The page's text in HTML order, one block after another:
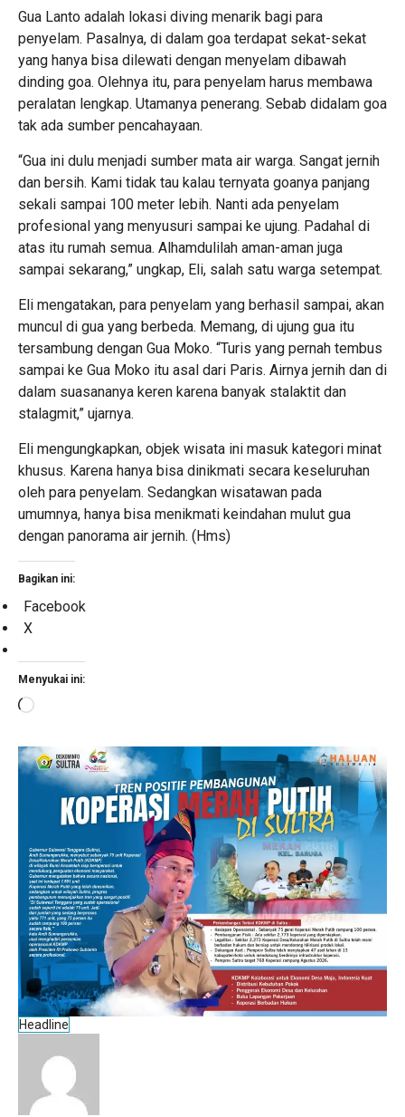
Gua Lanto adalah lokasi diving menarik bagi para
penyelam. Pasalnya, di dalam goa terdapat sekat-sekat
yang hanya bisa dilewati dengan menyelam dibawah
dinding goa. Olehnya itu, para penyelam harus membawa
peralatan lengkap. Utamanya penerang. Sebab didalam goa
tak ada sumber pencahayaan.
“Gua ini dulu menjadi sumber mata air warga. Sangat jernih
dan bersih. Kami tidak tau kalau ternyata goanya panjang
sekali sampai 100 meter lebih. Nanti ada penyelam
profesional yang menyusuri sampai ke ujung. Padahal di
atas itu rumah semua. Alhamdulilah aman-aman juga
sampai sekarang,” ungkap, Eli, salah satu warga setempat.
Eli mengatakan, para penyelam yang berhasil sampai, akan
muncul di gua yang berbeda. Memang, di ujung gua itu
tersambung dengan Gua Moko. “Turis yang pernah tembus
sampai ke Gua Moko itu asal dari Paris. Airnya jernih dan di
dalam suasananya keren karena banyak stalaktit dan
stalagmit,” ujarnya.
Eli mengungkapkan, objek wisata ini masuk kategori minat
khusus. Karena hanya bisa dinikmati secara keseluruhan
oleh para penyelam. Sedangkan wisatawan pada
umumnya, hanya bisa menikmati keindahan mulut gua
dengan panorama air jernih. (Hms)
Bagikan ini:
Facebook
X
Menyukai ini:
Memuat...
Headline